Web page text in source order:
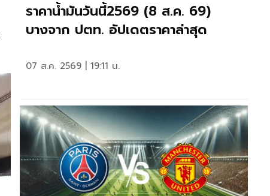
ราคาน้ำมันวันนี้2569 (8 ส.ค. 69)
บางจาก ปตท. อัปเดตราคาล่าสุด
07 ส.ค. 2569 | 19:11 น.